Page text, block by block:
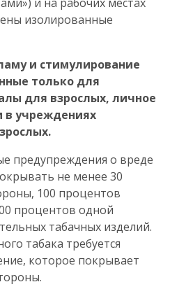
изолированные
и стимулирование
только для
для взрослых, личное
в учреждениях
предупреждения о вреде
не менее 30
100 процентов
процентов одной
табачных изделий.
табака требуется
которое покрывает